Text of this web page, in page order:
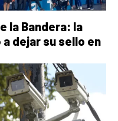
la Bandera: la
dejar su sello en